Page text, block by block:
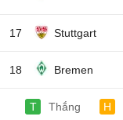
17 Stuttgart
18 Bremen
T Thắng H